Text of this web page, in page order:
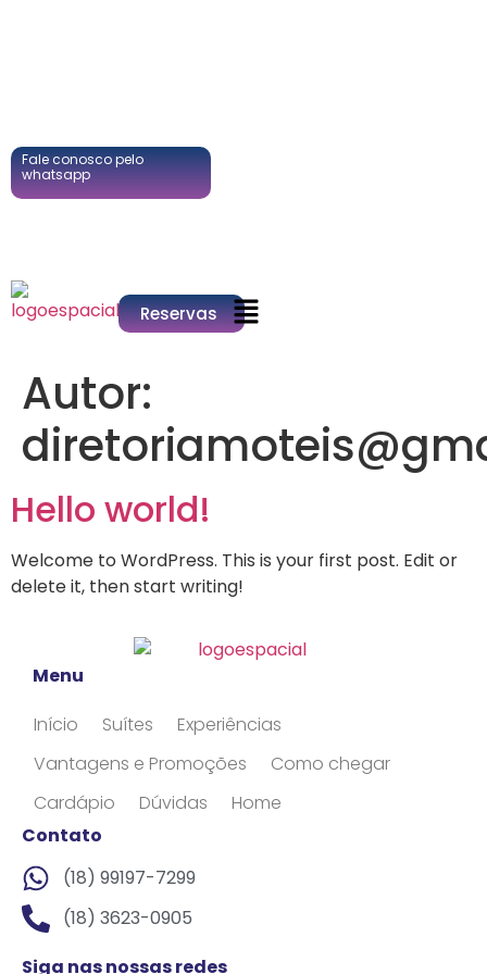
Fale conosco pelo
whatsapp
Reservas
Autor:
Hello world!
Welcome to WordPress. This is your first post. Edit or
delete it, then start writing!
Menu
Início
Suítes
Experiências
Vantagens e Promoções
Como chegar
Cardápio
Dúvidas
Home
Contato
(18) 99197-7299
(18) 3623-0905
Siga nas nossas redes